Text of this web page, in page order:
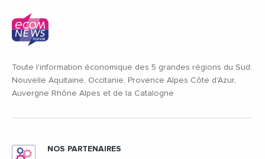
Toute l'information économique des 5 grandes régions du Sud:
Nouvelle Aquitaine, Occitanie, Provence Alpes Côte d'Azur,
Auvergne Rhône Alpes et de la Catalogne
NOS PARTENAIRES